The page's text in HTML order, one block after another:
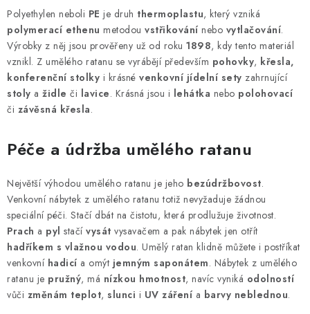
Polyethylen neboli PE je druh thermoplastu, který vzniká
polymerací ethenu metodou vstřikování nebo vytlačování.
Výrobky z něj jsou prověřeny už od roku 1898, kdy tento materiál
vznikl. Z umělého ratanu se vyrábějí především pohovky, křesla,
konferenční stolky i krásné venkovní jídelní sety zahrnující
stoly a židle či lavice. Krásná jsou i lehátka nebo polohovací
či závěsná křesla.
Péče a údržba umělého ratanu
Největší výhodou umělého ratanu je jeho bezúdržbovost.
Venkovní nábytek z umělého ratanu totiž nevyžaduje žádnou
speciální péči. Stačí dbát na čistotu, která prodlužuje životnost.
Prach a pyl stačí vysát vysavačem a pak nábytek jen otřít
hadříkem s vlažnou vodou. Umělý ratan klidně můžete i postříkat
venkovní hadicí a omýt jemným saponátem. Nábytek z umělého
ratanu je pružný, má nízkou hmotnost, navíc vyniká odolností
vůči změnám teplot, slunci i UV záření a barvy neblednou.